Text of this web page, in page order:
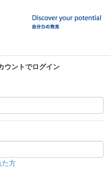
ウントでログイン
た方